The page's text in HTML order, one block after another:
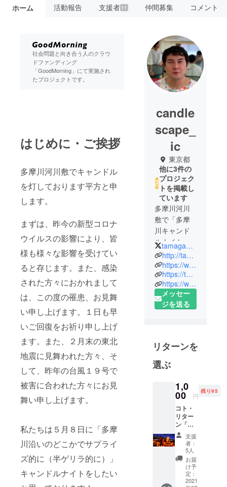
ホーム 活動報告 支援者 11 仲間募集 コメント
社会問題と向き合う人のクラウ
ドファンディング
「GoodMorning」にて実施され
たプロジェクトです。
はじめに・ご挨拶
多摩川河川敷でキャンドル
を灯しております平方と申
します。
まずは、昨今の新型コロナ
ウイルスの影響により、皆
様も様々な影響を受けてい
ると存じます。また、感染
された方々におかれまして
は、この度の罹患、お見舞
い申し上げます。１日も早
いご回復をお祈り申し上げ
ます。また、２月末の東北
地震に見舞われた方々、そ
して、昨年の台風１９号で
被害に合われた方々にお見
舞い申し上げます。
私たちは５月８日に「多摩
川沿いのどこかでサプライ
ズ的に（半ゲリラ的に）」
キャンドルナイトをしたい
candle
scape_
ic
東京都
他に3件の
プロジェク
トを掲載し
ています
多摩川河川
敷で「多摩
川キャンド
ルナイト灯
と人」
「キャンド
ルスケープ
川崎」など
のキャンド
ルイベント
方（ひらか
た）と申し
ます。年齢
半、群馬県
出身。普段
は広告関係
の営業マン
環境的で文
化的なゆる
やかなイベ
tamagawa_candle
http://tamagawa-candle-night.amsstudio.jp/
https://www.instagram.com/tamagawa_candle/
https://twitter.com/tamagawa_candle
https://www.facebook.com/tamagawa.candle.night/
メッセー
ジを送る
リターンを
選ぶ
1,0
00 円
残り95
コト・
リター
ン「現
地に来
てお楽
しみい
ただけ
る権
利！」
今回、
支援
者：
5人
お届
け予
定：
2021